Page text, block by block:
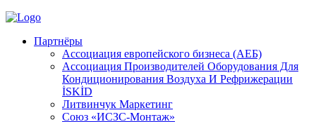
Партнёры
Ассоциация европейского бизнеса (АЕБ)
Aссоциация Производителей Оборудования Для
Кондиционирования Воздуха И Рефрижерации
İSKİD
Литвинчук Маркетинг
Союз «ИСЗС-Монтаж»